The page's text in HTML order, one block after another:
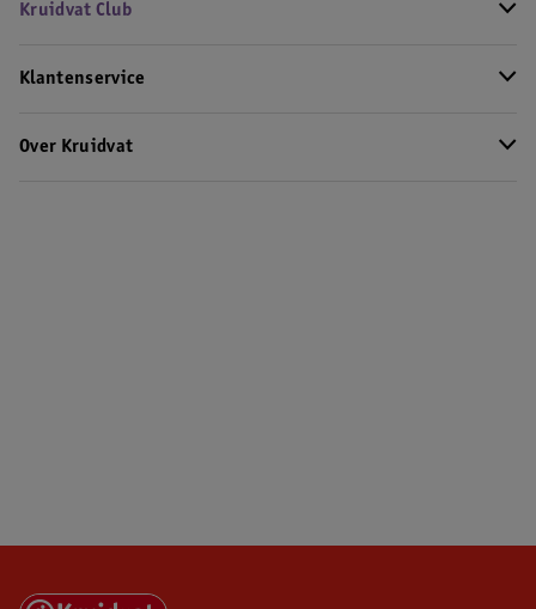
Kruidvat Club
Klantenservice
Over Kruidvat